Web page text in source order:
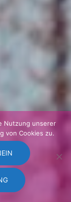
Nutzung unserer
von Cookies zu.